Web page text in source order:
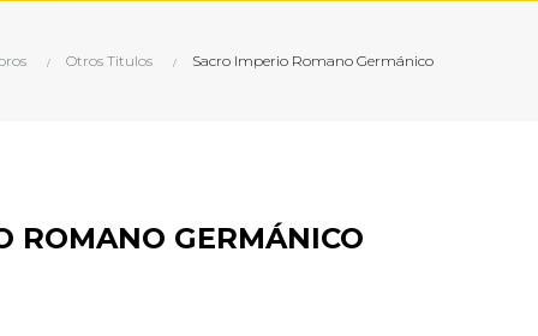
Otros Titulos Sacro Imperio Romano Germánico
ROMANO GERMÁNICO